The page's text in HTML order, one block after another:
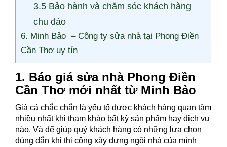
3.5 Bảo hành và chăm sóc khách hàng
chu đáo
6. Minh Bảo – Công ty sửa nhà tại Phong Điền
Cần Thơ uy tín
1. Báo giá sửa nhà Phong Điền
Cần Thơ mới nhất từ Minh Bảo
Giá cả chắc chắn là yếu tố được khách hàng quan tâm
nhiều nhất khi tham khảo bất kỳ sản phẩm hay dịch vụ
nào. Và để giúp quý khách hàng có những lựa chọn
đúng đắn khi thi công xây dựng ngôi nhà của mình